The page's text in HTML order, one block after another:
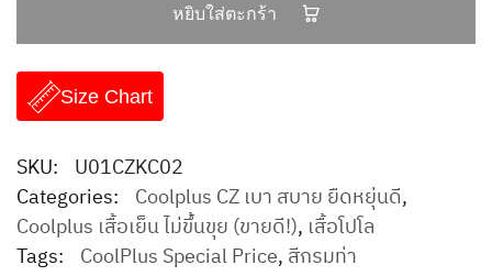
หยิบใส่ตะกร้า
Size Chart
SKU: U01CZKC02
Categories: Coolplus CZ เบา สบาย ยืดหยุ่นดี,
Coolplus เสื้อเย็น ไม่ขึ้นขุย (ขายดี!), เสื้อโปโล
Tags: CoolPlus Special Price, สีกรมท่า